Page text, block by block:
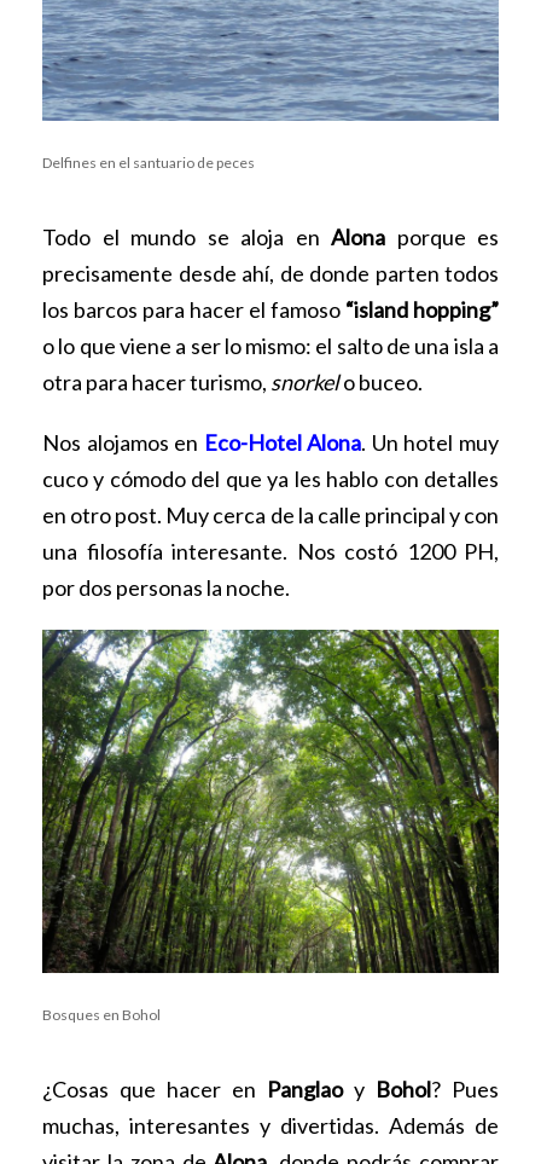
Delfines en el santuario de peces
Todo el mundo se aloja en Alona porque es
precisamente desde ahí, de donde parten todos
los barcos para hacer el famoso “island hopping”
o lo que viene a ser lo mismo: el salto de una isla a
otra para hacer turismo, snorkelo buceo.
Nos alojamos en Eco-Hotel Alona. Un hotel muy
cuco y cómodo del que ya les hablo con detalles
en otro post. Muy cerca de la calle principal y con
una filosofía interesante. Nos costó 1200 PH,
por dos personas la noche.
Bosques en Bohol
¿Cosas que hacer en Panglaoy Bohol? Pues
muchas, interesantes y divertidas. Además de